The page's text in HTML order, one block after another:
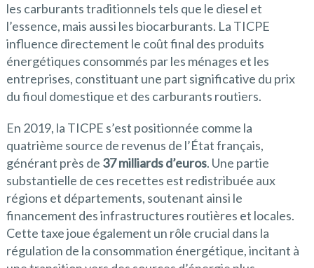
les carburants traditionnels tels que le diesel et
l’essence, mais aussi les biocarburants. La TICPE
influence directement le coût final des produits
énergétiques consommés par les ménages et les
entreprises, constituant une part significative du prix
du fioul domestique et des carburants routiers.
En 2019, la TICPE s’est positionnée comme la
quatrième source de revenus de l’État français,
générant près de 37 milliards d’euros. Une partie
substantielle de ces recettes est redistribuée aux
régions et départements, soutenant ainsi le
financement des infrastructures routières et locales.
Cette taxe joue également un rôle crucial dans la
régulation de la consommation énergétique, incitant à